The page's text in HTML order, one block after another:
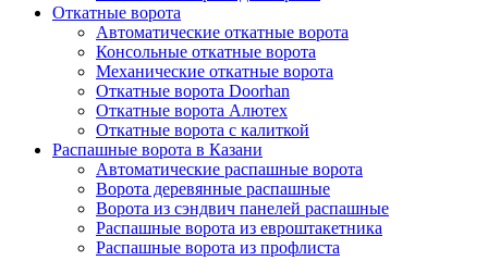
Откатные ворота
Автоматические откатные ворота
Консольные откатные ворота
Механические откатные ворота
Откатные ворота Doorhan
Откатные ворота Алютех
Откатные ворота с калиткой
Распашные ворота в Казани
Автоматические распашные ворота
Ворота деревянные распашные
Ворота из сэндвич панелей распашные
Распашные ворота из евроштакетника
Распашные ворота из профлиста